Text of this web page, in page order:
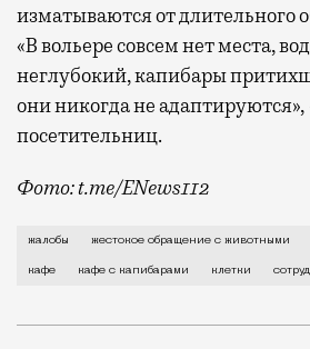
изматываются от длительного
«В вольере совсем нет места,
неглубокий, капибары
они никогда не
посетительниц.
Фото: t.me/ENews112
С момента открытия нового
жалобы жестокое обращение с животными
кафе кафе с капибарами клетки